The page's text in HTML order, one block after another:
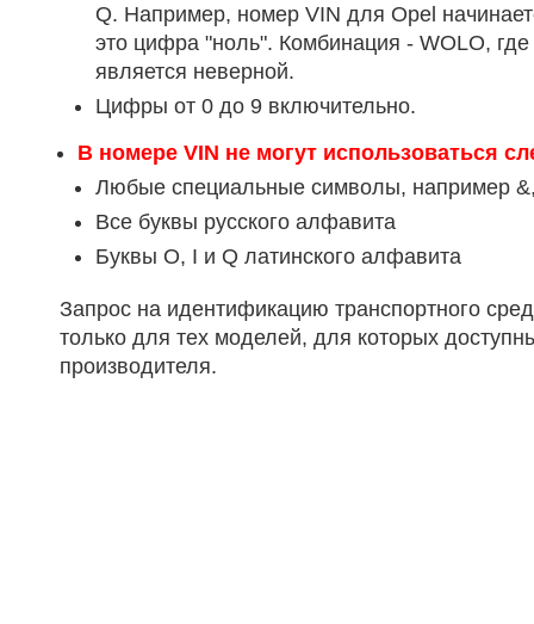
Q. Например, номер VIN для Opel
это цифра "ноль". Комбинация - WOLO, где
является неверной.
Цифры от 0 до 9 включительно.
В номере VIN не могут использоваться
Любые специальные символы, например
Все буквы русского алфавита
Буквы O, I и Q латинского алфавита
Запрос на идентификацию транспортного
только для тех моделей, для которых
производителя.